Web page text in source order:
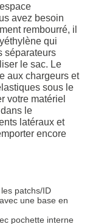
avez besoin
rembourré, il
qui
séparateurs
le sac. Le
aux chargeurs et
sous le
votre matériel
le
latéraux et
encore
patchs/ID
une base en
pochette interne